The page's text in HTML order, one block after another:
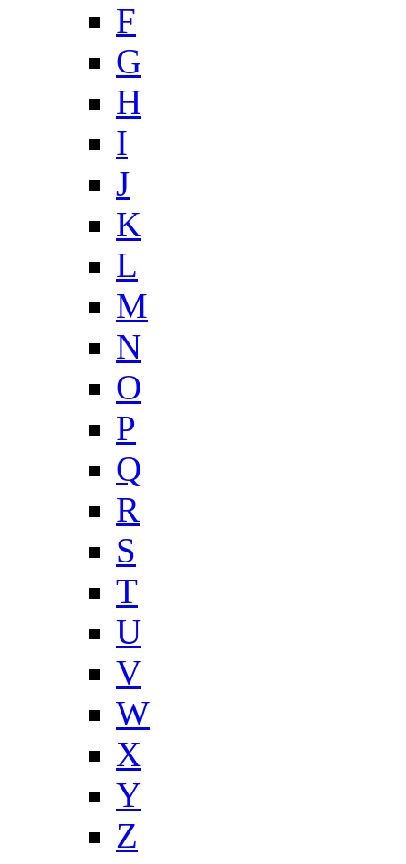
F
G
H
I
J
K
L
M
N
O
P
Q
R
S
T
U
V
W
X
Y
Z